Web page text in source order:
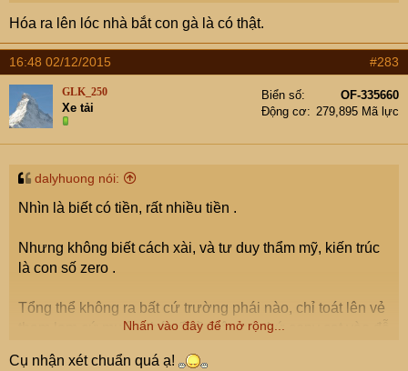
Hóa ra lên lóc nhà bắt con gà là có thật.
16:48 02/12/2015 #283
GLK_250
Xe tải
Biển số
OF-335660
Động cơ
279,895 Mã lực
dalyhuong nói:
Nhìn là biết có tiền, rất nhiều tiền .
Nhưng không biết cách xài, và tư duy thẩm mỹ, kiến trúc
là con số zero .
Tổng thể không ra bất cứ trường phái nào, chỉ toát lên vẻ
tham lam cứ muốn nhét tất tần tật mọi thứ copy cat vào đễ
Nhấn vào đây để mở rộng...
Cụ nhận xét chuẩn quá ạ!